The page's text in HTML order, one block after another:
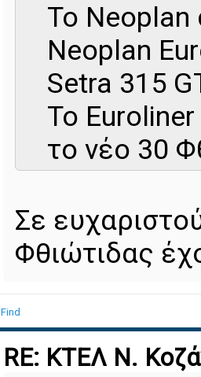
Το Νeoplan
Neoplan
Setra 315
Το
το νέο 30
Σε
Φθιώτιδας
Find
RE: ΚΤΕΛ Ν.